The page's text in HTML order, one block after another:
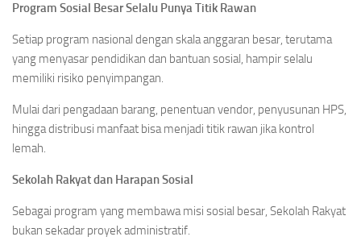
Program Sosial Besar Selalu Punya Titik Rawan
Setiap program nasional dengan skala anggaran besar, terutama
yang menyasar pendidikan dan bantuan sosial, hampir selalu
memiliki risiko penyimpangan.
Mulai dari pengadaan barang, penentuan vendor, penyusunan HPS,
hingga distribusi manfaat bisa menjadi titik rawan jika kontrol
lemah.
Sekolah Rakyat dan Harapan Sosial
Sebagai program yang membawa misi sosial besar, Sekolah Rakyat
bukan sekadar proyek administratif.